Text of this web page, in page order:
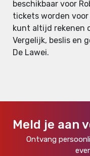
beschikbaar voor
tickets worden
kunt altijd rekenen
Vergelijk, beslis en
De Lawei.
Meld je aan
Ontvang